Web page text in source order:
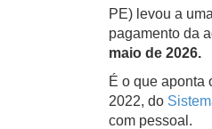
PE) levou a uma
pagamento da
maio de 2026.
É o que aponta
2022, do
com pessoal.